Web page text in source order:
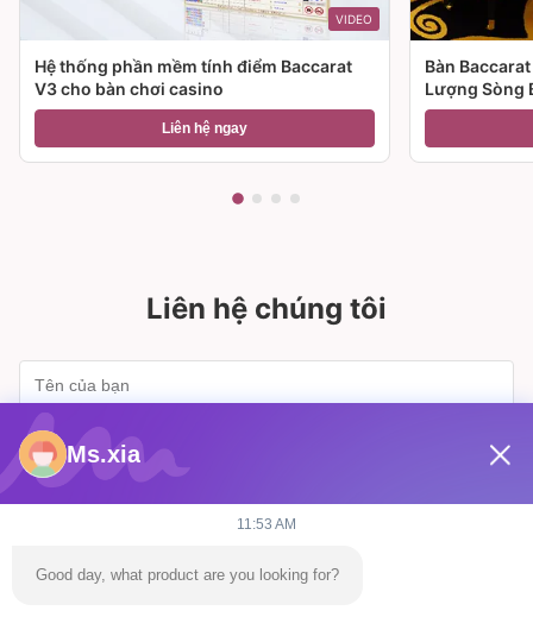
VIDEO
Hệ thống phần mềm tính điểm Baccarat
V3 cho bàn chơi casino
Liên hệ ngay
Bàn
Lượng Sòng
Liên hệ chúng tôi
Ms.xia
11:53 AM
Good day, what product are you looking for?